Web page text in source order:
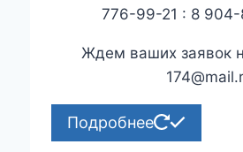
776-99-21 : 8
Ждем ваших заявок
Подробнее